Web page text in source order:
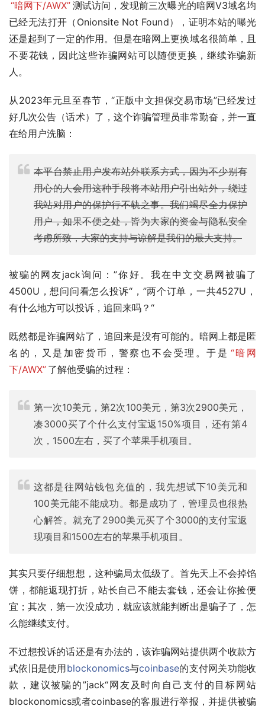
“暗网下/AWX” 测试访问，发现前三次曝光的暗网V3域名均
已经无法打开（Onionsite Not Found），证明本站的曝光
还是起到了一定的作用。但是在暗网上更换域名很简单，且
不要花钱，因此这些诈骗网站可以随便更换，继续诈骗新
人。
从2023年元旦至春节，“正版中文担保交易市场”已经发过
好几次公告（话术）了，这个诈骗管理员非常勤奋，并一直
在给用户洗脑：
本平台禁止用户发布站外联系方式，因为不少别有
用心的人会用这种手段将本站用户引出站外，绕过
我站对用户的保护行不轨之事。我们竭尽全力保护
用户，如果不便之处，皆为大家的资金与隐私安全
考虑所致，大家的支持与谅解是我们的最大支持。
被骗的网友jack询问：”你好。我在中文交易网被骗了
4500U，想问问看怎么投诉“，”两个订单，一共4527U，
有什么地方可以投诉，追回来吗？“
既然都是诈骗网站了，追回来是没有可能的。暗网上都是匿
名的，又是加密货币，警察也不会受理。于是 “暗网
下/AWX” 了解他受骗的过程：
第一次10美元，第2次100美元，第3次2900美元，
凑3000买了个什么支付宝返150%项目，还有第4
次，1500左右，买了个苹果手机项目。
这都是往网站钱包充值的，我先想试下10美元和
100美元能不能成功。都是成功了，管理员也很热
心解答。就充了2900美元买了个3000的支付宝返
现项目和1500左右的苹果手机项目。
其实只要仔细想想，这种骗局太低级了。首先天上不会掉馅
饼，都能返现打折，站长自己不能去套钱，还会让你捡便
宜；其次，第一次没成功，就应该就能判断出是骗子了，怎
么能继续支付。
不过想投诉的话还是有办法的，该诈骗网站提供两个收款方
式依旧是使用blockonomics与coinbase的支付网关功能收
款，建议被骗的”jack“网友及时向自己支付的目标网站
blockonomics或者coinbase的客服进行举报，并提供被骗